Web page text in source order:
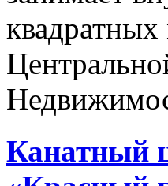
квадратных
Канатный